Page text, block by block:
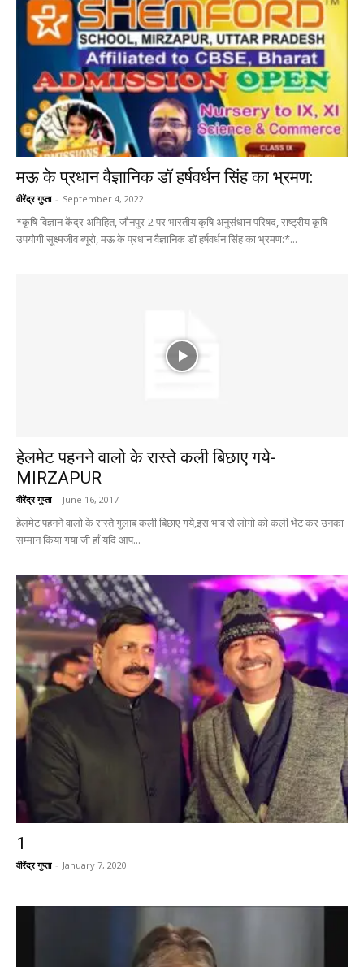
मऊ के प्रधान वैज्ञानिक डॉ हर्षवर्धन सिंह का भ्रमण:
वीरेंद्र गुप्ता - September 4, 2022
*कृषि विज्ञान केंद्र अमिहित, जौनपुर-2 पर भारतीय कृषि अनुसंधान परिषद, राष्ट्रीय कृषि
उपयोगी सूक्ष्मजीव ब्यूरो, मऊ के प्रधान वैज्ञानिक डॉ हर्षवर्धन सिंह का भ्रमण:*...
हेलमेट पहनने वालो के रास्ते कली बिछाए गये-
MIRZAPUR
वीरेंद्र गुप्ता - June 16, 2017
हेलमेट पहनने वालो के रास्ते गुलाब कली बिछाए गये,इस भाव से लोगो को कली भेट कर उनका
सम्मान किया गया जी हाँ यदि आप...
1
वीरेंद्र गुप्ता - January 7, 2020